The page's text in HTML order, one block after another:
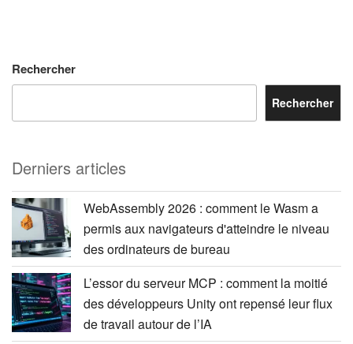
Rechercher
Rechercher
Derniers articles
WebAssembly 2026 : comment le Wasm a
permis aux navigateurs d'atteindre le niveau
des ordinateurs de bureau
L’essor du serveur MCP : comment la moitié
des développeurs Unity ont repensé leur flux
de travail autour de l’IA